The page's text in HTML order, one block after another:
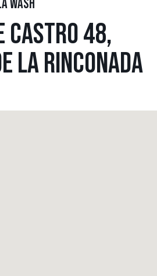
WASH
CASTRO 48,
LA RINCONADA